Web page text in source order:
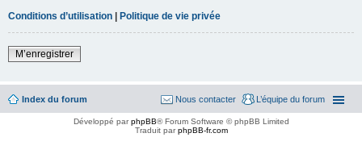
Conditions d’utilisation | Politique de vie privée
M’enregistrer
Index du forum L’équipe du forum
Nous contacter
Développé parphpBB® Forum Software © phpBB Limited
Traduit parphpBB-fr.com